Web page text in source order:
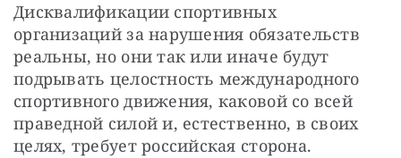
Дисквалификации спортивных
организаций за нарушения обязательств
реальны, но они так или иначе будут
подрывать целостность международного
спортивного движения, каковой со всей
праведной силой и, естественно, в своих
целях, требует российская сторона.